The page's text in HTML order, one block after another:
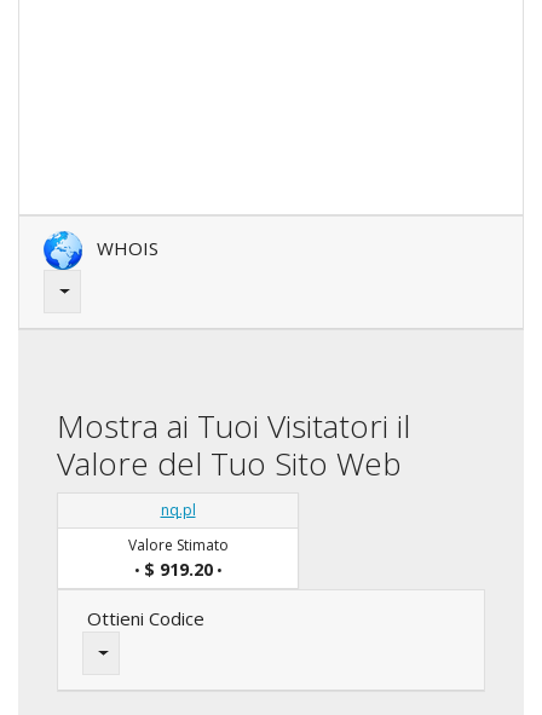
WHOIS
Mostra ai Tuoi Visitatori il
Valore del Tuo Sito Web
nq.pl
Valore Stimato
• $ 919.20•
Ottieni Codice